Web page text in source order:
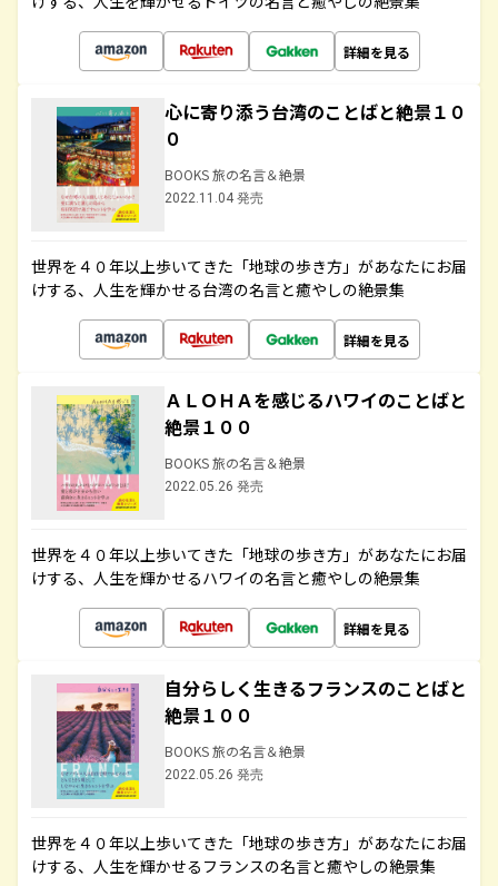
詳細を見る
心に寄り添う台湾のことばと絶景１０
０
BOOKS 旅の名言＆絶景
2022.11.04 発売
世界を４０年以上歩いてきた「地球の歩き方」があなたにお届
けする、人生を輝かせる台湾の名言と癒やしの絶景集
詳細を見る
ＡＬＯＨＡを感じるハワイのことばと
絶景１００
BOOKS 旅の名言＆絶景
2022.05.26 発売
世界を４０年以上歩いてきた「地球の歩き方」があなたにお届
けする、人生を輝かせるハワイの名言と癒やしの絶景集
詳細を見る
自分らしく生きるフランスのことばと
絶景１００
BOOKS 旅の名言＆絶景
2022.05.26 発売
世界を４０年以上歩いてきた「地球の歩き方」があなたにお届
けする、人生を輝かせるフランスの名言と癒やしの絶景集